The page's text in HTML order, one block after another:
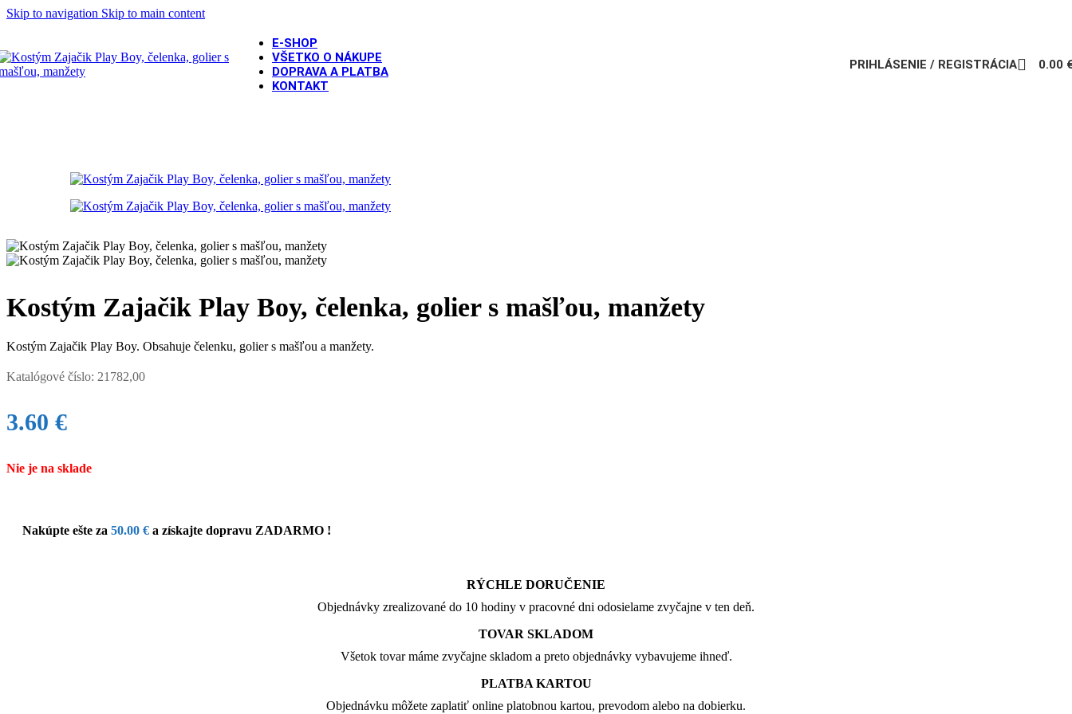
Skip to navigation Skip to main content
E-SHOP
VŠETKO O NÁKUPE
DOPRAVA A PLATBA
KONTAKT
PRIHLÁSENIE / REGISTRÁCIA 0.00
Kostým Zajačik Play Boy, čelenka, golier s mašľou, manžety
Kostým Zajačik Play Boy. Obsahuje čelenku, golier s mašľou a manžety.
Katalógové číslo: 21782,00
3.60 €
Nie je na sklade
Nakúpte ešte za 50.00 € a získajte dopravu ZADARMO !
RÝCHLE DORUČENIE
Objednávky zrealizované do 10 hodiny v pracovné dni odosielame zvyčajne v ten deň.
TOVAR SKLADOM
Všetok tovar máme zvyčajne skladom a preto objednávky vybavujeme ihneď.
PLATBA KARTOU
Objednávku môžete zaplatiť online platobnou kartou, prevodom alebo na dobierku.